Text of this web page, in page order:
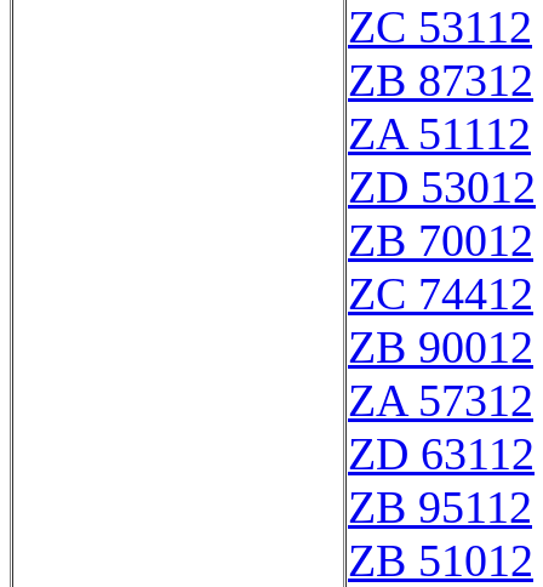
ZC 53112
ZB 87312
ZA 51112
ZD 53012
ZB 70012
ZC 74412
ZB 90012
ZA 57312
ZD 63112
ZB 95112
ZB 51012